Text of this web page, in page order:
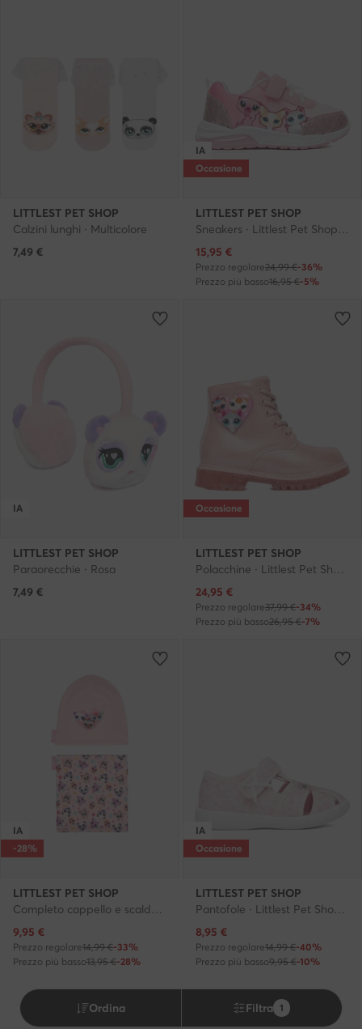
LITTLEST PET SHOP
Calzini lunghi · Multicolore
7,49 €
IA
Occasione
LITTLEST PET SHOP
Sneakers · Littlest Pet Shop · Rosa
Prezzo attuale
15,95 €
Prezzo regolare24,99 €-36%
Prezzo più basso16,95 €-5%
IA
LITTLEST PET SHOP
Paraorecchie · Rosa
7,49 €
Occasione
LITTLEST PET SHOP
Polacchine · Littlest Pet Shop · Rosa
Prezzo attuale
24,95 €
Prezzo regolare37,99 €-34%
Prezzo più basso26,95 €-7%
IA
-28%
LITTLEST PET SHOP
Completo cappello e scaldacollo · Rosa
Prezzo attuale
9,95 €
Prezzo regolare14,99 €-33%
Prezzo più basso13,95 €-28%
IA
Occasione
LITTLEST PET SHOP
Pantofole · Littlest Pet Shop · Rosa
Prezzo attuale
8,95 €
Prezzo regolare14,99 €-40%
Prezzo più basso9,95 €-10%
Ordina Filtra 1